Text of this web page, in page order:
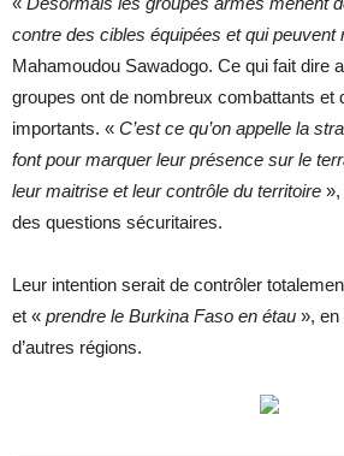
contre des cibles équipées et qui peuvent
Mahamoudou Sawadogo. Ce qui fait dire
groupes ont de nombreux combattants et
importants. « C’est ce qu’on appelle la
font pour marquer leur présence sur le
leur maitrise et leur contrôle du territoire »,
des questions sécuritaires.
Leur intention serait de contrôler
et « prendre le Burkina Faso en étau », en
d’autres régions.